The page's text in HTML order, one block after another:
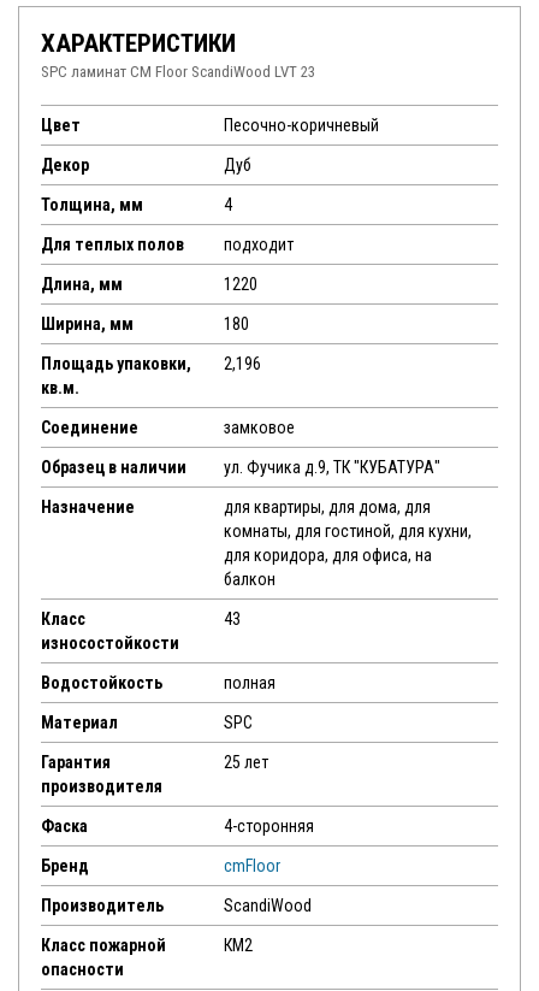
ХАРАКТЕРИСТИКИ
SPC ламинат CM Floor ScandiWood LVT 23
Цвет Песочно-коричневый
Декор Дуб
Толщина, мм 4
Для теплых полов подходит
Длина, мм 1220
Ширина, мм 180
Площадь упаковки,
кв.м.
2,196
Соединение замковое
Образец в наличии ул. Фучика д.9, ТК "КУБАТУРА"
Назначение
для квартиры, для дома, для
комнаты, для гостиной, для кухни,
для коридора, для офиса, на
балкон
Класс
износостойкости
43
Водостойкость полная
Материал SPC
Гарантия
производителя
25 лет
Фаска 4-сторонняя
Бренд cmFloor
Производитель ScandiWood
Класс пожарной
опасности
КМ2